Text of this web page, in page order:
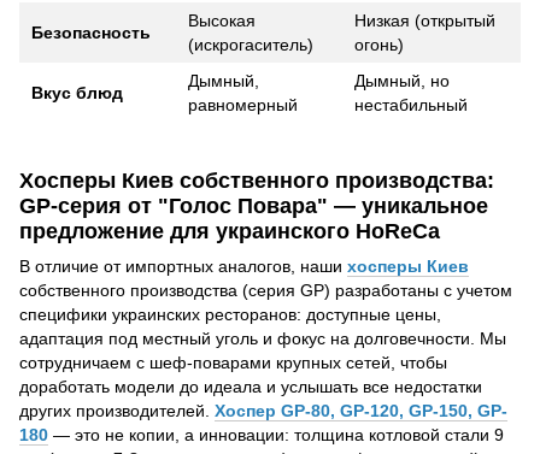
Безопасность
Высокая
(искрогаситель)
Низкая (открытый
огонь)
Вкус блюд
Дымный,
равномерный
Дымный, но
нестабильный
Хосперы Киев собственного производства:
GP-серия от "Голос Повара" — уникальное
предложение для украинского HoReCa
В отличие от импортных аналогов, наши хосперы Киев
собственного производства (серия GP) разработаны с учетом
специфики украинских ресторанов: доступные цены,
адаптация под местный уголь и фокус на долговечности. Мы
сотрудничаем с шеф-поварами крупных сетей, чтобы
доработать модели до идеала и услышать все недостатки
других производителей. Хоспер GP-80, GP-120, GP-150, GP-
180 — это не копии, а инновации: толщина котловой стали 9